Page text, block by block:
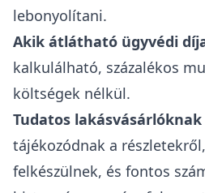
lebonyolítani.
Akik átlátható ügyvédi
kalkulálható, százalékos
költségek nélkül.
Tudatos lakásvásárlóknak
tájékozódnak a
felkészülnek, és fontos